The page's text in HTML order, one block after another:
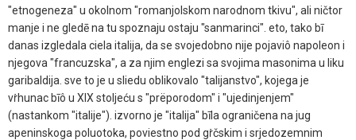
"etnogeneza" u okolnom "romanjolskom narodnom tkivu", ali ničtor
manje i ne gledē na tu spoznaju ostaju "sanmarinci". eto, tako bī
danas izgledala ciela italija, da se svojedobno nije pojaviô napoleon i
njegova "francuzska", a za njim englezi sa svojima masonima u liku
garibaldija. sve to je u sliedu oblikovalo "talijanstvo", kojega je
vṙhunac bīô u XIX stoljeću s "prëporodom" i "ujedinjenjem"
(nastankom "italije"). izvorno je "italija" bīla ograničena na jug
apeninskoga poluotoka, poviestno pod gṙčskim i srjedozemnim